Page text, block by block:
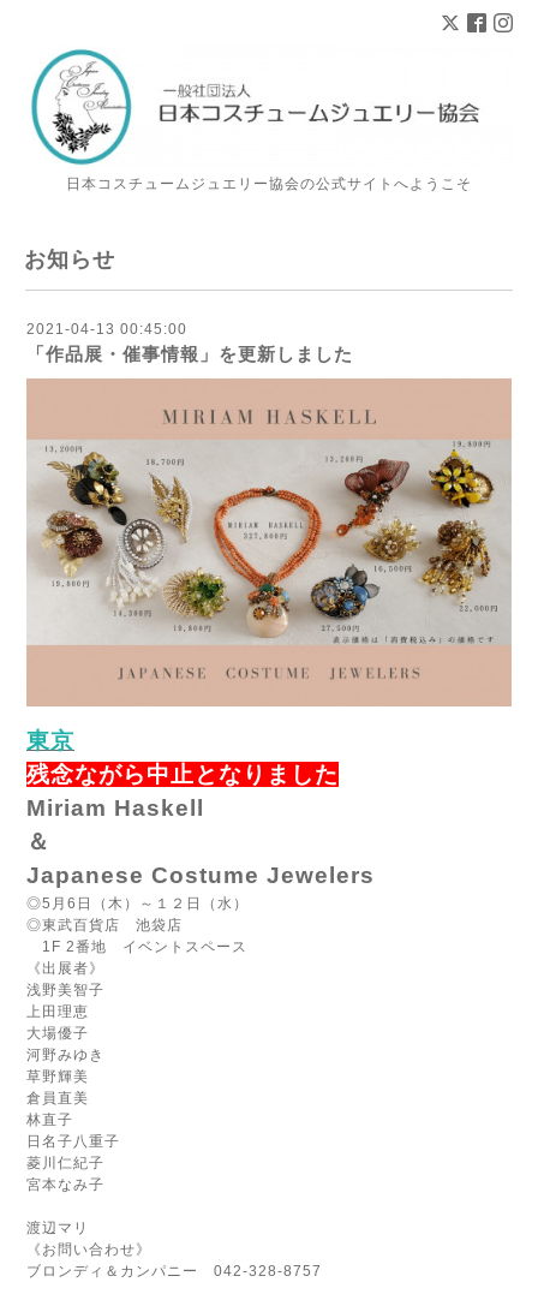
日本コスチュームジュエリー協会の公式サイトへようこそ
お知らせ
2021-04-13 00:45:00
「作品展・催事情報」を更新しました
東京
残念ながら中止となりました
Miriam Haskell
＆
Japanese Costume Jewelers
◎5月6日（木）～１２日（水）
◎東武百貨店 池袋店
1F 2番地 イベントスペース
《出展者》
浅野美智子
上田理恵
大場優子
河野みゆき
草野輝美
倉員直美
林直子
日名子八重子
菱川仁紀子
宮本なみ子
渡辺マリ
《お問い合わせ》
ブロンディ＆カンパニー 042-328-8757